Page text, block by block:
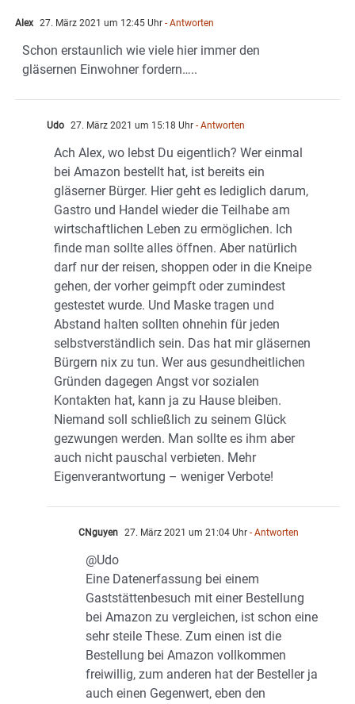
Alex 27. März 2021 um 12:45 Uhr - Antworten
Schon erstaunlich wie viele hier immer den
gläsernen Einwohner fordern…..
Udo 27. März 2021 um 15:18 Uhr - Antworten
Ach Alex, wo lebst Du eigentlich? Wer einmal
bei Amazon bestellt hat, ist bereits ein
gläserner Bürger. Hier geht es lediglich darum,
Gastro und Handel wieder die Teilhabe am
wirtschaftlichen Leben zu ermöglichen. Ich
finde man sollte alles öffnen. Aber natürlich
darf nur der reisen, shoppen oder in die Kneipe
gehen, der vorher geimpft oder zumindest
gestestet wurde. Und Maske tragen und
Abstand halten sollten ohnehin für jeden
selbstverständlich sein. Das hat mir gläsernen
Bürgern nix zu tun. Wer aus gesundheitlichen
Gründen dagegen Angst vor sozialen
Kontakten hat, kann ja zu Hause bleiben.
Niemand soll schließlich zu seinem Glück
gezwungen werden. Man sollte es ihm aber
auch nicht pauschal verbieten. Mehr
Eigenverantwortung – weniger Verbote!
CNguyen 27. März 2021 um 21:04 Uhr - Antworten
@Udo
Eine Datenerfassung bei einem
Gaststättenbesuch mit einer Bestellung
bei Amazon zu vergleichen, ist schon eine
sehr steile These. Zum einen ist die
Bestellung bei Amazon vollkommen
freiwillig, zum anderen hat der Besteller ja
auch einen Gegenwert, eben den